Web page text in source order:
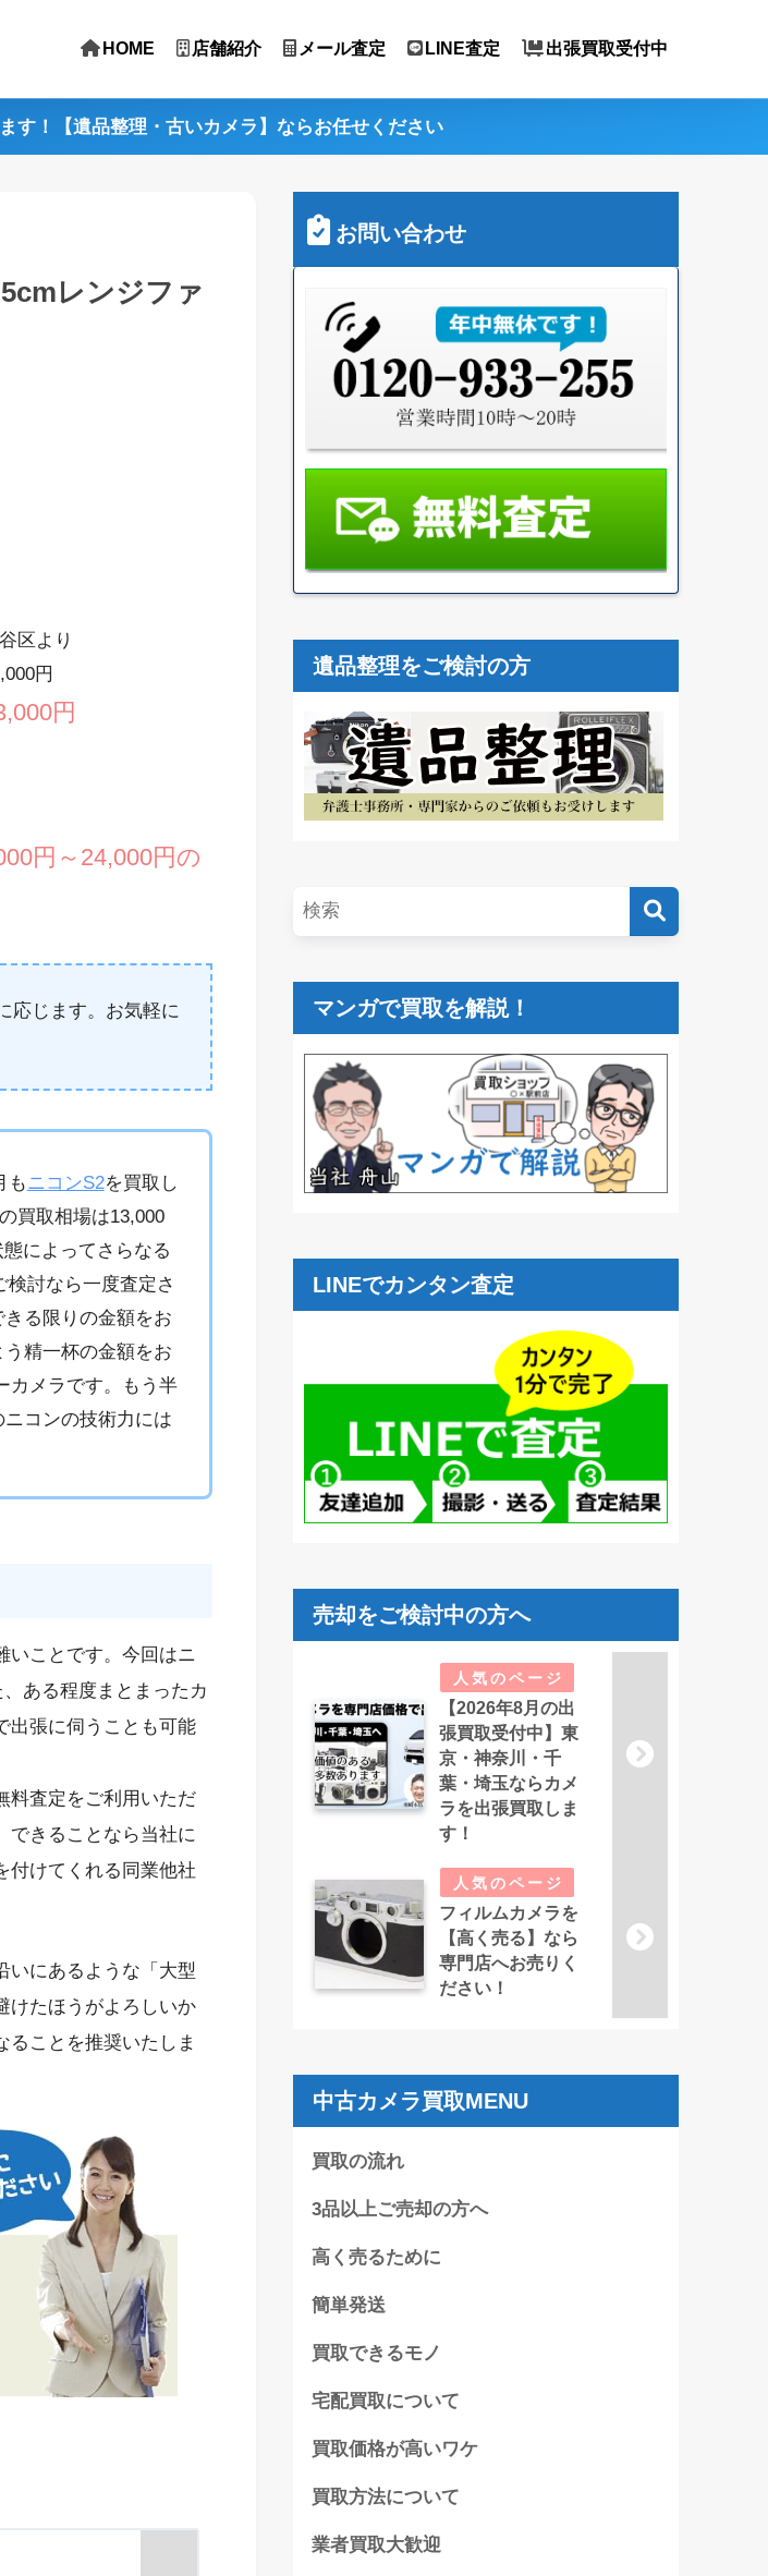
HOME 店舗紹介 メール査定 LINE査定 出張買取受付中
す！【遺品整理・古いカメラ】ならお任せください
レンジファ
区より
円
円
円～24,000円の
応じます。お気軽に
もニコンS2を買取し
買取相場は13,000
によってさらなる
討なら一度査定さ
る限りの金額をお
精一杯の金額をお
カメラです。もう半
コンの技術力には
いことです。今回はニ
ある程度まとまったカ
出張に伺うことも可能
料査定をご利用いただ
できることなら当社に
付けてくれる同業他社
いにあるような「大型
けたほうがよろしいか
ることを推奨いたしま
お問い合わせ
遺品整理をご検討の方
マンガで買取を解説！
LINEでカンタン査定
売却をご検討中の方へ
【2026年8月の出
張買取受付中】東
京・神奈川・千
葉・埼玉ならカメ
ラを出張買取しま
す！
フィルムカメラを
【高く売る】なら
専門店へお売りく
ださい！
中古カメラ買取MENU
買取の流れ
3品以上ご売却の方へ
高く売るために
簡単発送
買取できるモノ
宅配買取について
買取価格が高いワケ
買取方法について
業者買取大歓迎